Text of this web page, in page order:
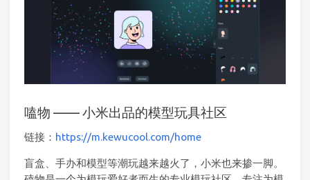
嗑物 —— 小米出品的模型玩具社区
链接： https://m.kewucool.com/home
盲盒、手办和模型等潮玩越来越火了，小米也来掺一脚。